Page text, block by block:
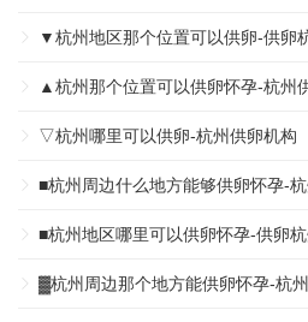
▼杭州地区那个位置可以供卵-供卵
▲杭州那个位置可以供卵怀孕-杭州
▽杭州哪里可以供卵-杭州供卵机构
■杭州周边什么地方能够供卵怀孕-
■杭州地区哪里可以供卵怀孕-供卵
▓杭州周边那个地方能供卵怀孕-杭